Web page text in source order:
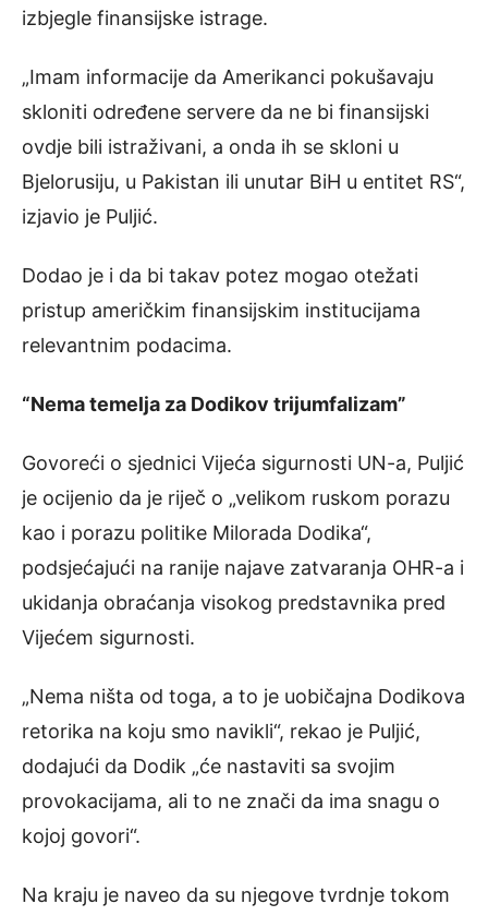
izbjegle finansijske istrage.
„Imam informacije da Amerikanci pokušavaju
skloniti određene servere da ne bi finansijski
ovdje bili istraživani, a onda ih se skloni u
Bjelorusiju, u Pakistan ili unutar BiH u entitet RS“,
izjavio je Puljić.
Dodao je i da bi takav potez mogao otežati
pristup američkim finansijskim institucijama
relevantnim podacima.
“Nema temelja za Dodikov trijumfalizam”
Govoreći o sjednici Vijeća sigurnosti UN-a, Puljić
je ocijenio da je riječ o „velikom ruskom porazu
kao i porazu politike Milorada Dodika“,
podsjećajući na ranije najave zatvaranja OHR-a i
ukidanja obraćanja visokog predstavnika pred
Vijećem sigurnosti.
„Nema ništa od toga, a to je uobičajna Dodikova
retorika na koju smo navikli“, rekao je Puljić,
dodajući da Dodik „će nastaviti sa svojim
provokacijama, ali to ne znači da ima snagu o
kojoj govori“.
Na kraju je naveo da su njegove tvrdnje tokom